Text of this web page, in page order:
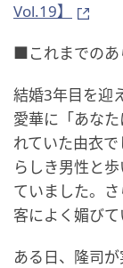
Vol.19】
■これまでのあ
結婚3年目を迎
愛華に「あな
れていた由衣
らしき男性と
ていました。
客によく媚びて
ある日、隆司